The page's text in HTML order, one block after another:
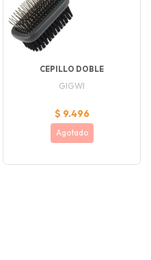
CEPILLO DOBLE
GIGWI
$ 9.496
Agotado